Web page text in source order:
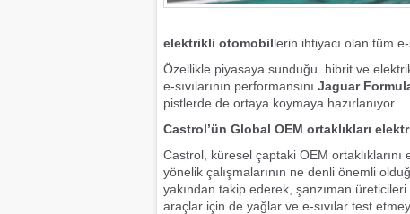
elektrikli otomobillerin ihtiyacı olan tüm
Özellikle piyasaya sunduğu hibrit ve
e-sıvılarının performansını Jaguar
pistlerde de ortaya koymaya hazırlanıyor.
Castrol’ün Global OEM ortaklıkları
Castrol, küresel çaptaki OEM
yönelik çalışmalarının ne denli önemli
yakından takip ederek, şanzıman
araçlar için de yağlar ve e-sıvılar test